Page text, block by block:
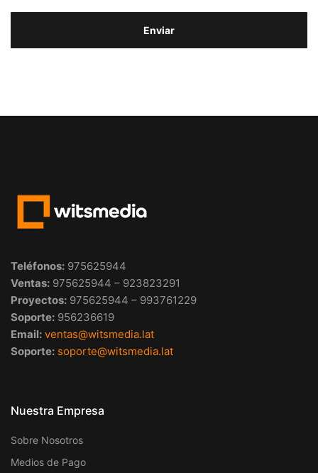
Teléfonos: 975625944
Ventas: 975625944 – 923823291
Proyectos: 975625944 – 993761229
Soporte: 956236619
Email: ventas@witsmedia.lat
Soporte: soporte@witsmedia.lat
Nuestra Empresa
Sobre Nosotros
Medios de Pago